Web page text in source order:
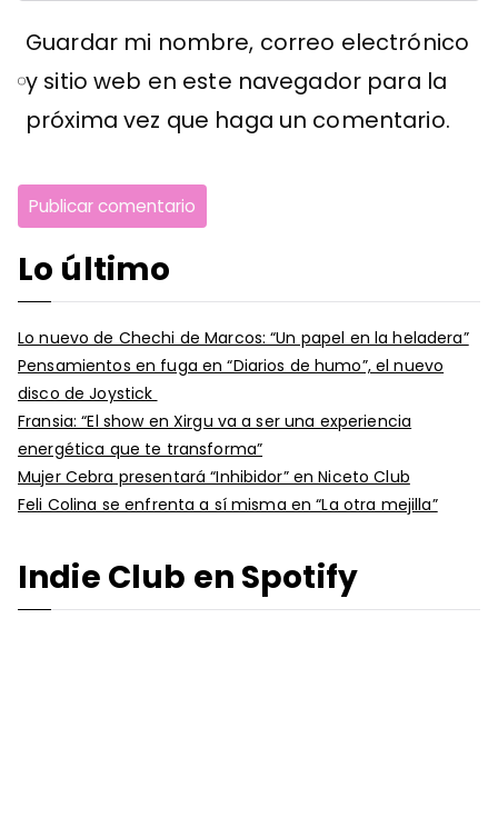
Guardar mi nombre, correo electrónico
y sitio web en este navegador para la
próxima vez que haga un comentario.
Lo último
Lo nuevo de Chechi de Marcos: “Un papel en la heladera”
Pensamientos en fuga en “Diarios de humo”, el nuevo
disco de Joystick
Fransia: “El show en Xirgu va a ser una experiencia
energética que te transforma”
Mujer Cebra presentará “Inhibidor” en Niceto Club
Feli Colina se enfrenta a sí misma en “La otra mejilla”
Indie Club en Spotify